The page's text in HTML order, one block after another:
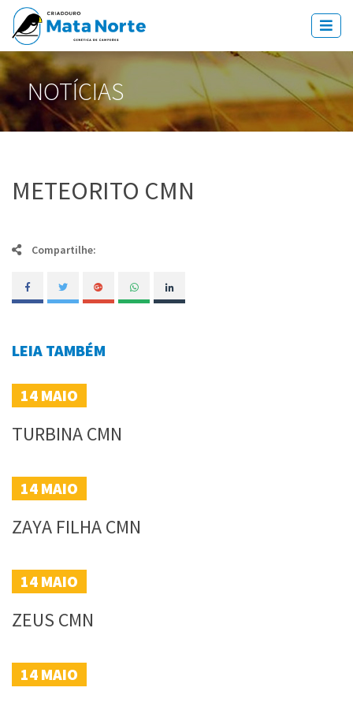
NOTÍCIAS
METEORITO CMN
Compartilhe:
LEIA TAMBÉM
14 MAIO
TURBINA CMN
14 MAIO
ZAYA FILHA CMN
14 MAIO
ZEUS CMN
14 MAIO